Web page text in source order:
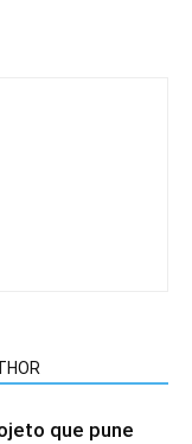
que pune